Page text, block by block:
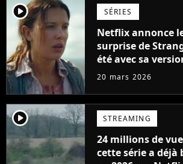
player2 SÉRIES
Netflix annonce
surprise de
été avec sa
une décision
20 mars 2026
player2 STREAMING
24 millions de
cette série a